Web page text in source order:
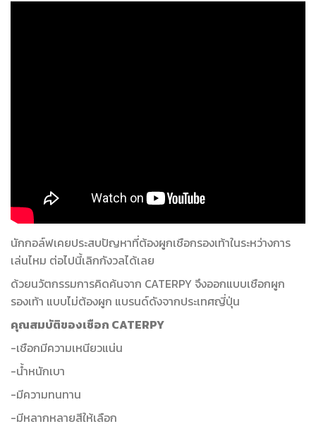
นักกอล์ฟเคยประสบปัญหาที่ต้องผูกเชือกรองเท้าในระหว่างการ
เล่นไหม ต่อไปนี้เลิกกังวลได้เลย
ด้วยนวัตกรรมการคิดค้นจาก CATERPY จึงออกแบบเชือกผูก
รองเท้า แบบไม่ต้องผูก แบรนด์ดังจากประเทศญี่ปุ่น
คุณสมบัติของเชือก CATERPY
-เชือกมีความเหนียวแน่น
-น้ำหนักเบา
-มีความทนทาน
-มีหลากหลายสีให้เลือก